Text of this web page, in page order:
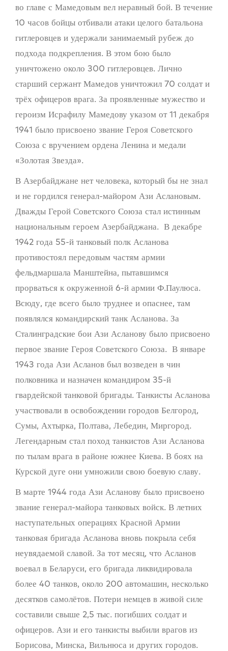
во главе с Мамедовым вел неравный бой. В течение
10 часов бойцы отбивали атаки целого батальона
гитлеровцев и удержали занимаемый рубеж до
подхода подкрепления. В этом бою было
уничтожено около 300 гитлеровцев. Лично
старший сержант Мамедов уничтожил 70 солдат и
трёх офицеров врага. За проявленные мужество и
героизм Исрафилу Мамедову указом от 11 декабря
1941 было присвоено звание Героя Советского
Союза с вручением ордена Ленина и медали
«Золотая Звезда».
В Азербайджане нет человека, который бы не знал
и не гордился генерал-майором Ази Аслановым.
Дважды Герой Советского Союза стал истинным
национальным героем Азербайджана. В декабре
1942 года 55-й танковый полк Асланова
противостоял передовым частям армии
фельдмаршала Манштейна, пытавшимся
прорваться к окруженной 6-й армии Ф.Паулюса.
Всюду, где всего было труднее и опаснее, там
появлялся командирский танк Асланова. За
Сталинградские бои Ази Асланову было присвоено
первое звание Героя Советского Союза. В январе
1943 года Ази Асланов был возведен в чин
полковника и назначен командиром 35-й
гвардейской танковой бригады. Танкисты Асланова
участвовали в освобождении городов Белгород,
Сумы, Ахтырка, Полтава, Лебедин, Миргород.
Легендарным стал поход танкистов Ази Асланова
по тылам врага в районе южнее Киева. В боях на
Курской дуге они умножили свою боевую славу.
В марте 1944 года Ази Асланову было присвоено
звание генерал-майора танковых войск. В летних
наступательных операциях Красной Армии
танковая бригада Асланова вновь покрыла себя
неувядаемой славой. За тот месяц, что Асланов
воевал в Беларуси, его бригада ликвидировала
более 40 танков, около 200 автомашин, несколько
десятков самолётов. Потери немцев в живой силе
составили свыше 2,5 тыс. погибших солдат и
офицеров. Ази и его танкисты выбили врагов из
Борисова, Минска, Вильнюса и других городов.